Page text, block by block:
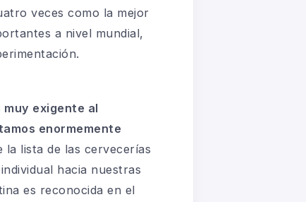
veces como la mejor
a nivel mundial,
exigente al
enormemente
lista de las cervecerías
hacia nuestras
es reconocida en el